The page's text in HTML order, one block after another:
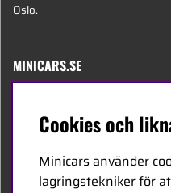
Oslo.
MINICARS.SE
Bli återförsäljare
Cookies och
Minicars använder
lagringstekniker för